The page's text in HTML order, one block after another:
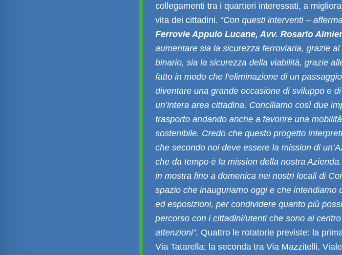
collegamenti tra i quartieri interessati, a
vita dei cittadini. “Con questi interventi –
Ferrovie Appulo Lucane, Avv. Rosario
aumentare sia la sicurezza ferroviaria, grazie
binario, sia la sicurezza della viabilità, grazie
fatto in modo che l’eliminazione di un
diventare una grande occasione di sviluppo e
un’intera area cittadina. Conciliamo così due
trasporto andando anche a favorire una
sostenibile. Credo che questo progetto
che secondo noi deve essere la mission di
che da tempo è la mission della nostra
in mostra fino a domenica nei nostri locali di
spazio che inauguriamo oggi e che intendiamo
ed esposizioni, per condividere quanto più
percorso con i cittadini/utenti che sono al
attenzioni”. Quattro le rotatorie previste: la
Via Tatarella; la seconda tra Via Mazzitelli,